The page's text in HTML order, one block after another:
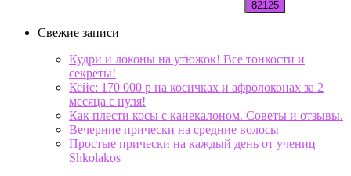
Свежие записи
Кудри и локоны на утюжок! Все тонкости и
секреты!
Кейс: 170 000 р на косичках и афролоконах за 2
месяца с нуля!
Как плести косы с канекалоном. Советы и отзывы.
Вечерние прически на средние волосы
Простые прически на каждый день от учениц
Shkolakos